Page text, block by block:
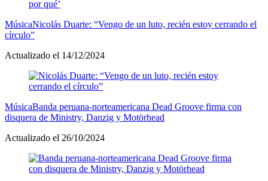
MúsicaNicolás Duarte: “Vengo de un luto, recién estoy cerrando el
círculo”
Actualizado el 14/12/2024
MúsicaBanda peruana-norteamericana Dead Groove firma con
disquera de Ministry, Danzig y Motörhead
Actualizado el 26/10/2024